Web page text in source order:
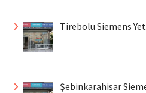
Tirebolu Siemens
Şebinkarahisar